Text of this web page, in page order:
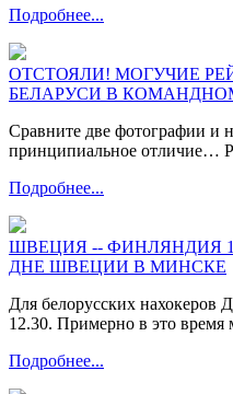
Подробнее...
ОТСТОЯЛИ! МОГУЧИЕ
БЕЛАРУСИ В
Сравните две фотографии и
принципиальное отличие…
Подробнее...
ШВЕЦИЯ -- ФИНЛЯНДИЯ
ДНЕ ШВЕЦИИ В МИНСКЕ
Для белорусских нахокеров
12.30. Примерно в это
Подробнее...